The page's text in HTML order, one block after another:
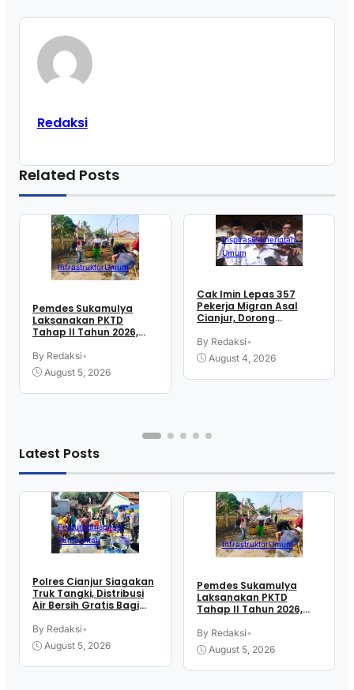
Redaksi
Related Posts
InfrastrukturUmum
Pemdes Sukamulya
Laksanakan PKTD
Tahap II Tahun 2026,
KKN UIN SGD Bandung
By Redaksi•
August 5, 2026
InspirasiPemerintah
Umum
Cak Imin Lepas 357
Pekerja Migran Asal
Cianjur, Dorong
Kerja Ke Sektor Formal
Luar Negeri
By Redaksi•
August 4, 2026
Latest Posts
FeaturedInspirasi
Pemerintah
Polres Cianjur Siagakan
Truk Tangki, Distribusi
Air Bersih Gratis Bagi
Kekeringan
By Redaksi•
August 5, 2026
InfrastrukturUmum
Pemdes Sukamulya
Laksanakan PKTD
Tahap II Tahun 2026,
KKN UIN SGD Bandung
By Redaksi•
August 5, 2026